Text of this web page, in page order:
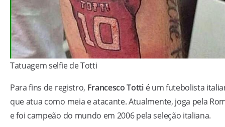
Tatuagem selfie de Totti
Para fins de registro, Francesco Tottié um futebolista
que atua como meia e atacante. Atualmente, joga pela
e foi campeão do mundo em 2006 pela seleção italiana.